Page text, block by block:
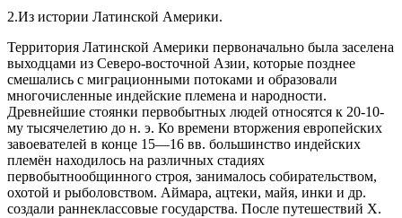
2.Из истории Латинской Америки.
Территория Латинской Америки первоначально была заселена
выходцами из Северо-восточной Азии, которые позднее
смешались с миграционными потоками и образовали
многочисленные индейские племена и народности.
Древнейшие стоянки первобытных людей относятся к 20-10-
му тысячелетию до н. э. Ко времени вторжения европейских
завоевателей в конце 15—16 вв. большинство индейских
племён находилось на различных стадиях
первобытнообщинного строя, занималось собирательством,
охотой и рыболовством. Аймара, ацтеки, майя, инки и др.
создали раннеклассовые государства. После путешествий Х.